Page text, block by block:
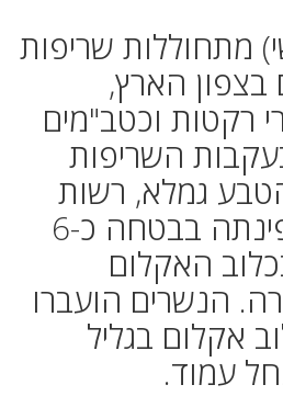
מתחוללות שריפות
הארץ,
רקטות וכטב"מים
השריפות
גמלא, רשות
הטבע והגנים פינתה בבטחה כ-6
האקלום
הנשרים הועברו
אקלום בגליל
עמוד.